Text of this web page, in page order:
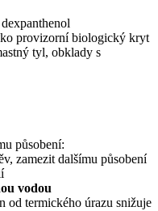
provizorní biologický kryt
tyl, obklady s
působení:
zamezit dalšímu působení
vodou
od termického úrazu snižuje